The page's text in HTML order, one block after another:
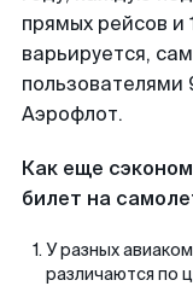
прямых рейсов и
варьируется,
Аэрофлот.
Как еще
билет на
У разных
различаются по